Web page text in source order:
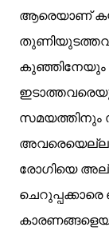
ആരെയാണ്
കുഞ്ഞിനേയും
സമയത്തിനും
രോഗിയെ